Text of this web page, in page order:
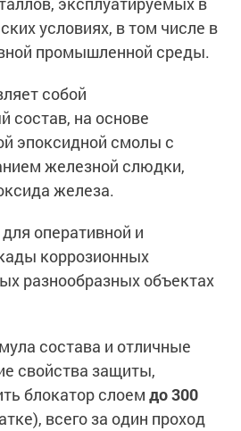
для металла
полов
конструкций
покрытия для металла
цинкования
эмали
для бетонных полов
для металла
условиях, в том числе в
промышленной среды.
собой
состав, на основе
эпоксидной смолы с
железной слюдки,
железа.
оперативной и
коррозионных
разнообразных объектах
состава и отличные
свойства защиты,
блокатор слоем до 300
всего за один проход